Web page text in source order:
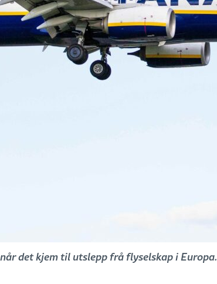
det kjem til utslepp frå flyselskap i Europa.